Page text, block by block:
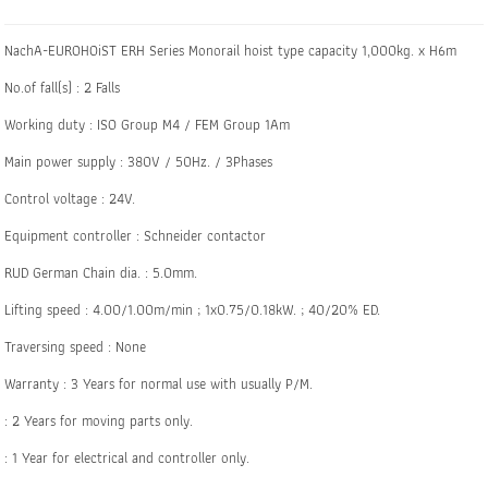
NachA-EUROHOiST ERH Series Monorail hoist type capacity 1,000kg. x H6m
No.of fall(s) : 2 Falls
Working duty : ISO Group M4 / FEM Group 1Am
Main power supply : 380V / 50Hz. / 3Phases
Control voltage : 24V.
Equipment controller : Schneider contactor
RUD German Chain dia. : 5.0mm.
Lifting speed : 4.00/1.00m/min ; 1x0.75/0.18kW. ; 40/20% ED.
Traversing speed : None
Warranty : 3 Years for normal use with usually P/M.
: 2 Years for moving parts only.
: 1 Year for electrical and controller only.